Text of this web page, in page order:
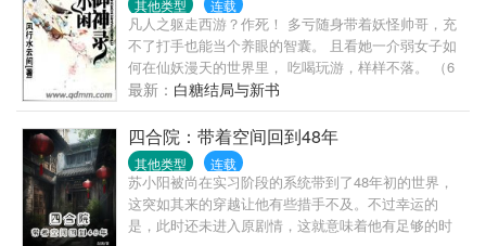
其他类型 连载
凡人之躯走西游？作死！ 多亏随身带着妖怪帅哥，充
不了打手也能当个养眼的智囊。 且看她一介弱女子如
何在仙妖漫天的世界里， 吃喝玩游，样样不落。 （6
月每日三更求粉红票。保证完本，不胜感激）
最新： 白糖结局与新书
四合院：带着空间回到48年
其他类型 连载
苏小阳被尚在实习阶段的系统带到了48年初的世界，
这突如其来的穿越让他有些措手不及。不过幸运的
是，此时还未进入原剧情，这就意味着他有足够的时